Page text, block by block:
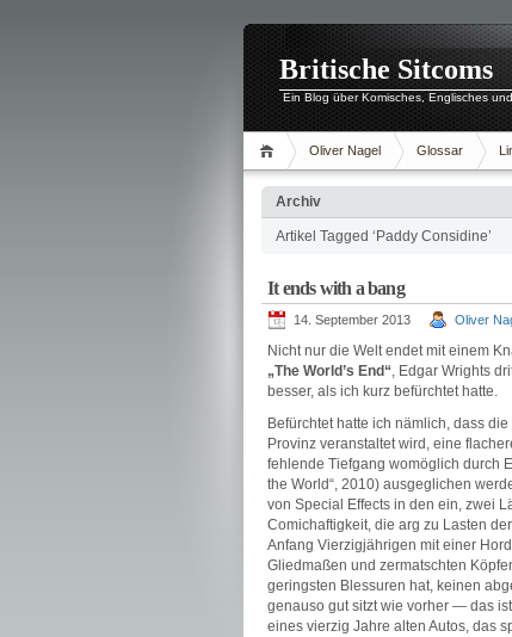
Britische Sitcoms
Ein Blog über Komisches, Englisches
Oliver Nagel Glossar
Archiv
Artikel Tagged ‘Paddy Considine’
It ends with a bang
14. September 2013 Oliver
Nicht nur die Welt endet mit einem
„The World’s End“, Edgar Wrights
besser, als ich kurz befürchtet hatte.
Befürchtet hatte ich nämlich, dass
Provinz veranstaltet wird, eine
fehlende Tiefgang womöglich durch
the World“, 2010) ausgeglichen
von Special Effects in den ein, zwei
Comichaftigkeit, die arg zu Lasten
Anfang Vierzigjährigen mit einer
Gliedmaßen und zermatschten
geringsten Blessuren hat, keinen
genauso gut sitzt wie vorher — das
eines vierzig Jahre alten Autos, das